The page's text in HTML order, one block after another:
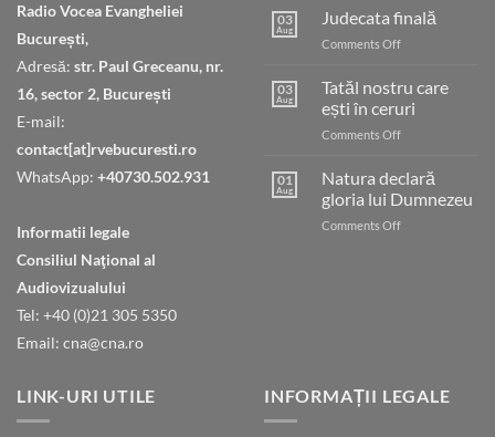
Radio Vocea Evangheliei
București,
Adresă: str. Paul Greceanu, nr.
16, sector 2, București
E-mail:
contact[at]rvebucuresti.ro
WhatsApp: +40730.502.931
Informatii legale
Consiliul Naţional al
Audiovizualului
Tel: +40 (0)21 305 5350
Email: cna@cna.ro
03
Aug
Judecata finală
Comments Offon
03
Aug
Tatăl nostru care
ești în ceruri
Comments Offon
nostru
care
ești
în
01
Aug
Natura declară
gloria lui Dumnezeu
Comments Offon
LINK-URI UTILE INFORMAȚII LEGALE